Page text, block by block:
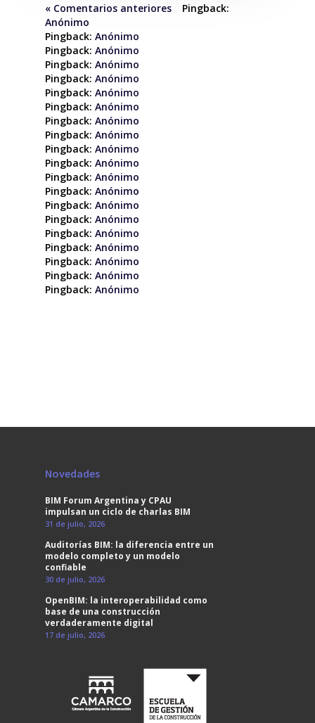
« Comentarios anteriores
Pingback:
Anónimo
Pingback: Anónimo
Pingback: Anónimo
Pingback: Anónimo
Pingback: Anónimo
Pingback: Anónimo
Pingback: Anónimo
Pingback: Anónimo
Pingback: Anónimo
Pingback: Anónimo
Pingback: Anónimo
Pingback: Anónimo
Pingback: Anónimo
Pingback: Anónimo
Pingback: Anónimo
Pingback: Anónimo
Pingback: Anónimo
Pingback: Anónimo
Pingback: Anónimo
Pingback: Anónimo
Novedades
BIM Forum Argentina y CPAU
impulsan un ciclo de charlas BIM
31 de julio, 2026
Auditorías BIM: la diferencia entre un
modelo completo y un modelo
confiable
30 de julio, 2026
OpenBIM: la interoperabilidad como
base de una construcción
verdaderamente digital
17 de julio, 2026